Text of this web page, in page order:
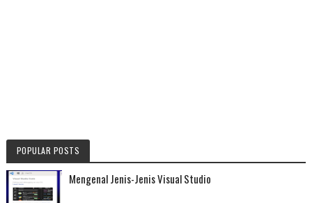
POPULAR POSTS
Mengenal Jenis-Jenis Visual Studio